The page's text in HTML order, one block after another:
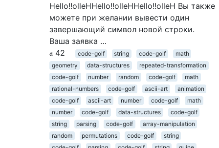
Hello!!olleHHello!!olleHHello!!olleH Вы также
можете при желании вывести один
завершающий символ новой строки.
Ваша заявка …
42
code-golf string code-golf
math
geometry
data-structures
repeated-transformation
code-golf
number random code-golf
math
rational-numbers
code-golf ascii-art
animation
code-golf
ascii-art number code-golf
math
number
code-golf data-structures
code-golf
string
parsing code-golf
array-manipulation
random
permutations code-golf
string